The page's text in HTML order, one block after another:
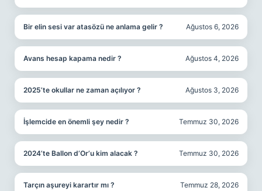
Bir elin sesi var atasözü ne anlama gelir ? Ağustos 6, 2026
Avans hesap kapama nedir ? Ağustos 4, 2026
2025’te okullar ne zaman açılıyor ? Ağustos 3, 2026
İşlemcide en önemli şey nedir ? Temmuz 30, 2026
2024’te Ballon d’Or’u kim alacak ? Temmuz 30, 2026
Tarçın aşureyi karartır mı ? Temmuz 28, 2026